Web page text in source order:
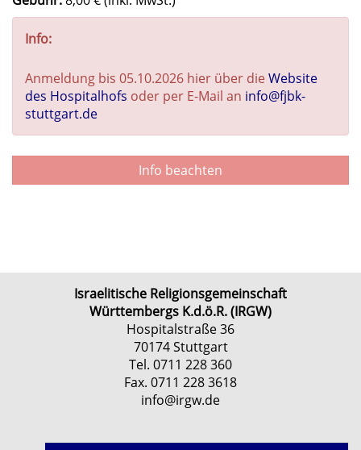
Info:
Anmeldung bis 05.10.2026 hier über die Website
des Hospitalhofs oder per E-Mail an info@fjbk-
stuttgart.de
Info beachten
Israelitische Religionsgemeinschaft
Württembergs K.d.ö.R. (IRGW)
Hospitalstraße 36
70174 Stuttgart
Tel. 0711 228 360
Fax. 0711 228 3618
info@irgw.de